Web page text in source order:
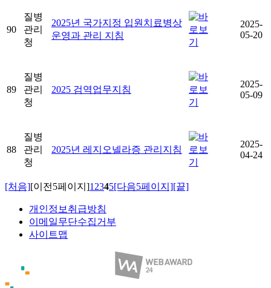
90
질병
관리
청
2025년 국가지정 입원치료병상
운영과 관리 지침
2025-
05-20
89
질병
관리
청
2025 검역업무지침
2025-
05-09
88
질병
관리
청
2025년 레지오넬라증 관리지침
2025-
04-24
[처음][이전5페이지]1 2345[다음5페이지][끝]
개인정보취급방침
이메일무단수집거부
사이트맵